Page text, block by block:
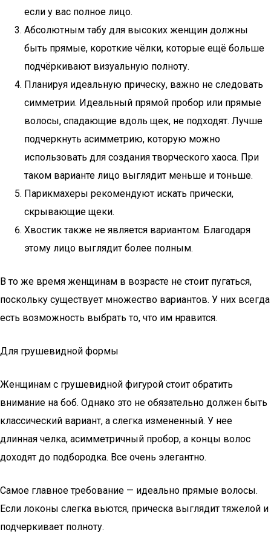
если у вас полное лицо.
Абсолютным табу для высоких женщин должны
быть прямые, короткие чёлки, которые ещё больше
подчёркивают визуальную полноту.
Планируя идеальную прическу, важно не следовать
симметрии. Идеальный прямой пробор или прямые
волосы, спадающие вдоль щек, не подходят. Лучше
подчеркнуть асимметрию, которую можно
использовать для создания творческого хаоса. При
таком варианте лицо выглядит меньше и тоньше.
Парикмахеры рекомендуют искать прически,
скрывающие щеки.
Хвостик также не является вариантом. Благодаря
этому лицо выглядит более полным.
В то же время женщинам в возрасте не стоит пугаться,
поскольку существует множество вариантов. У них всегда
есть возможность выбрать то, что им нравится.
Для грушевидной формы
Женщинам с грушевидной фигурой стоит обратить
внимание на боб. Однако это не обязательно должен быть
классический вариант, а слегка измененный. У нее
длинная челка, асимметричный пробор, а концы волос
доходят до подбородка. Все очень элегантно.
Самое главное требование — идеально прямые волосы.
Если локоны слегка вьются, прическа выглядит тяжелой и
подчеркивает полноту.